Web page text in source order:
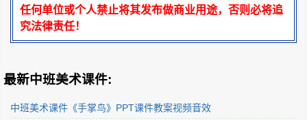
任何单位或个人禁止将其发布做商业用途，否则必将追
究法律责任！
最新中班美术课件:
中班美术课件《手掌鸟》PPT课件教案视频音效